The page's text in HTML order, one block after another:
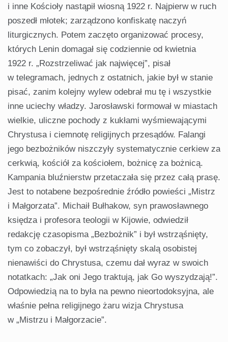
i inne Kościoły nastąpił wiosną 1922 r. Najpierw w ruch
poszedł młotek; zarządzono konfiskatę naczyń
liturgicznych. Potem zaczęto organizować procesy,
których Lenin domagał się codziennie od kwietnia
1922 r. „Rozstrzeliwać jak najwięcej”, pisał
w telegramach, jednych z ostatnich, jakie był w stanie
pisać, zanim kolejny wylew odebrał mu tę i wszystkie
inne uciechy władzy. Jarosławski formował w miastach
wielkie, uliczne pochody z kukłami wyśmiewającymi
Chrystusa i ciemnotę religijnych przesądów. Falangi
jego bezbożników niszczyły systematycznie cerkiew za
cerkwią, kościół za kościołem, bożnicę za bożnicą.
Kampania bluźnierstw przetaczała się przez całą prasę.
Jest to notabene bezpośrednie źródło powieści „Mistrz
i Małgorzata”. Michaił Bułhakow, syn prawosławnego
księdza i profesora teologii w Kijowie, odwiedził
redakcję czasopisma „Bezbożnik” i był wstrząśnięty,
tym co zobaczył, był wstrząśnięty skalą osobistej
nienawiści do Chrystusa, czemu dał wyraz w swoich
notatkach: „Jak oni Jego traktują, jak Go wyszydzają!”.
Odpowiedzią na to była na pewno nieortodoksyjna, ale
właśnie pełna religijnego żaru wizja Chrystusa
w „Mistrzu i Małgorzacie”.